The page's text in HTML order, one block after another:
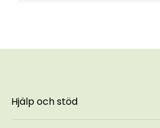
Hjälp och stöd